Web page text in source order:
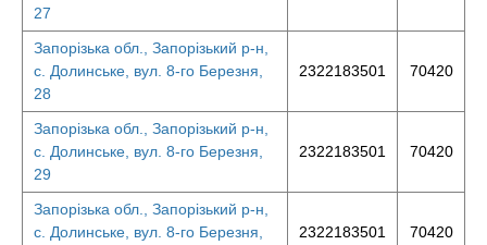
27
Запорізька обл., Запорізький р-н,
с. Долинське, вул. 8-го Березня,
28
2322183501 70420
Запорізька обл., Запорізький р-н,
с. Долинське, вул. 8-го Березня,
29
2322183501 70420
Запорізька обл., Запорізький р-н,
с. Долинське, вул. 8-го Березня,
2322183501 70420